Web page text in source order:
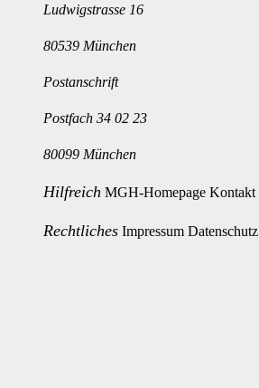
Ludwigstrasse 16
80539 München
Postanschrift
Postfach 34 02 23
80099 München
Hilfreich MGH-Homepage Kontakt
Rechtliches Impressum Datenschutz